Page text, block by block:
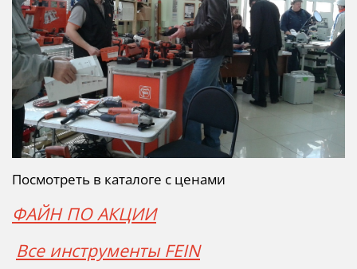
Посмотреть в каталоге с ценами
ФАЙН ПО АКЦИИ
Все инструменты FEIN